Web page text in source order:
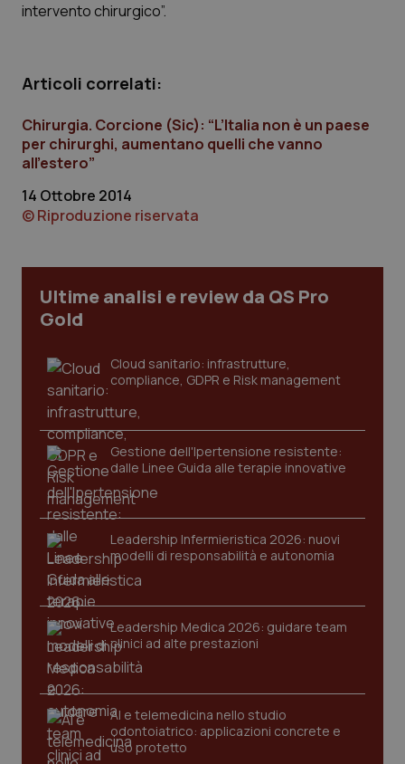
intervento chirurgico”.
Articoli correlati:
Chirurgia. Corcione (Sic): “L’Italia non è un paese
per chirurghi, aumentano quelli che vanno
all’estero”
14 Ottobre 2014
© Riproduzione riservata
Ultime analisi e review da QS Pro
Gold
Cloud sanitario: infrastrutture,
compliance, GDPR e Risk management
Gestione dell'Ipertensione resistente:
dalle Linee Guida alle terapie innovative
Leadership Infermieristica 2026: nuovi
modelli di responsabilità e autonomia
Leadership Medica 2026: guidare team
clinici ad alte prestazioni
AI e telemedicina nello studio
odontoiatrico: applicazioni concrete e
uso protetto
tracking-sites-ironfish-
tracking-enable
tracking-sites-ironfish-
session-id
.quotidianosanita.it